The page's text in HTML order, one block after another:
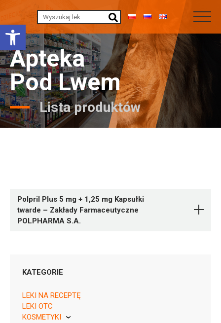
Otwórz pasek narzędzi
Apteka
Pod Lwem
Lista produktów
Polpril Plus 5 mg + 1,25 mg Kapsułki
twarde – Zakłady Farmaceutyczne
POLPHARMA S.A.
KATEGORIE
LEKI NA RECEPTĘ
LEKI OTC
KOSMETYKI